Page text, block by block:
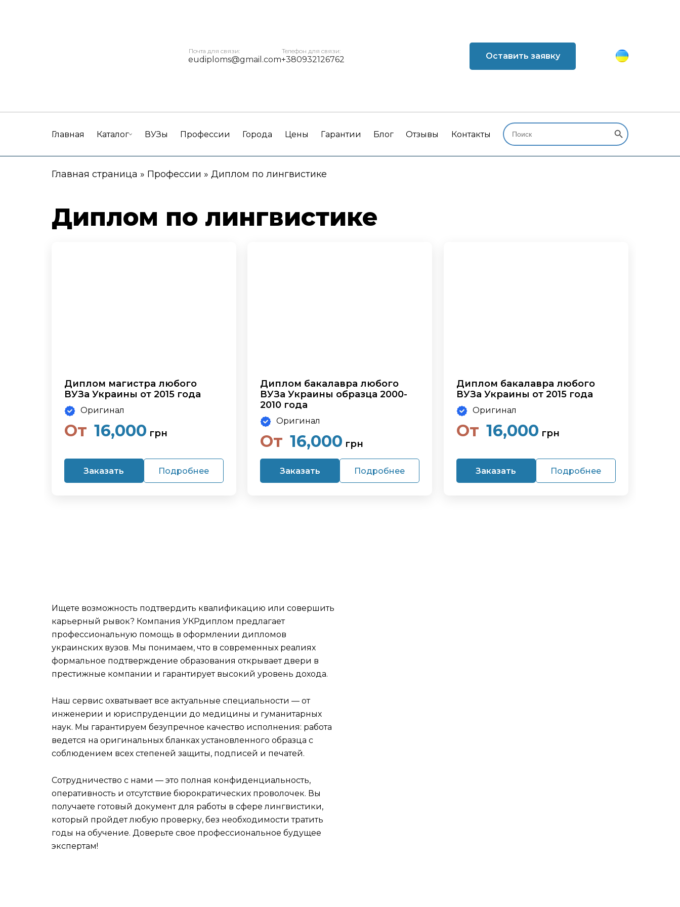
Почта для связи:
eudiploms@gmail.com
Телефон для связи:
+380932126762 Оставить заявку
Главная Каталог ВУЗы Профессии Города Цены Гарантии Блог Отзывы Контакты
Search
for:
Search Button
Главная страница » Профессии » Диплом по лингвистике
Диплом по лингвистике
Диплом магистра любого
ВУЗа Украины от 2015 года
Оригинал
От 16,000 грн
Заказать Подробнее
Диплом бакалавра любого
ВУЗа Украины образца 2000-
2010 года
Оригинал
От 16,000 грн
Заказать Подробнее
Диплом бакалавра любого
ВУЗа Украины от 2015 года
Оригинал
От 16,000 грн
Заказать Подробнее
Ищете возможность подтвердить квалификацию или совершить
карьерный рывок? Компания УКРдиплом предлагает
профессиональную помощь в оформлении дипломов
украинских вузов. Мы понимаем, что в современных реалиях
формальное подтверждение образования открывает двери в
престижные компании и гарантирует высокий уровень дохода.
Наш сервис охватывает все актуальные специальности — от
инженерии и юриспруденции до медицины и гуманитарных
наук. Мы гарантируем безупречное качество исполнения: работа
ведется на оригинальных бланках установленного образца с
соблюдением всех степеней защиты, подписей и печатей.
Сотрудничество с нами — это полная конфиденциальность,
оперативность и отсутствие бюрократических проволочек. Вы
получаете готовый документ для работы в сфере лингвистики,
который пройдет любую проверку, без необходимости тратить
годы на обучение. Доверьте свое профессиональное будущее
экспертам!